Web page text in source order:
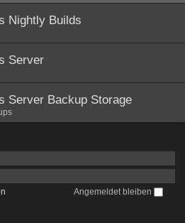
Nightly Builds
Server
Server Backup Storage
Angemeldet bleiben